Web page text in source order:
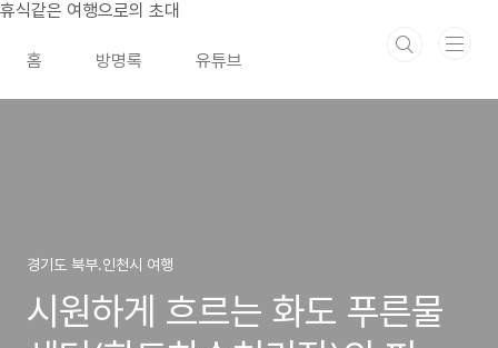
본문 바로가기
휴식같은 여행으로의 초대
홈 방명록 유튜브
경기도 북부.인천시 여행
시원하게 흐르는 화도 푸른물